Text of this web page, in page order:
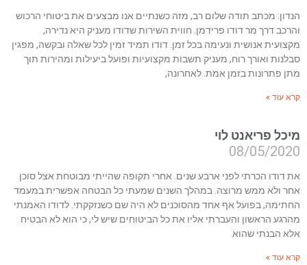
הנדון: מכתב תודה שלום רב, מזה כשנתיים אנו מבצעים את ביטוחי הרכוש
והרכב דרך מר דודו פרידמן. חווית השירות שדודו מעניק היא נדירה,
מקצועית אנושית ונעימה בכל זמן. דודו תמיד זמין לכל שאלה ובקשה, מפגין
סבלנות ואורך רוח, מעניק תשבות מקצועיות ופועל ביעילות ומהירות תוך
מתן פתרונות בזמן אמת. לאחרונה,
קרא עוד »
מיכל פריאנט לוי
08/05/2020
את דודו הכרתי לפני ארבע שנים. אחרי תקופה שהייתי מבוטחת אצל סוכן
אחר ולא ממש מרוצה. במהלך השנים שמעתי כל הבטחה אפשרית במעמד
החתימה, בפועל אף אחד מהסוכנים לא היה שם כשנזקקתי. לדודו האמנתי
מהרגע הראשון והעברתי אליו את כל הביטוחים שיש לי, כי הוא לא הבטיח
אלא הבנתי שהוא
קרא עוד »